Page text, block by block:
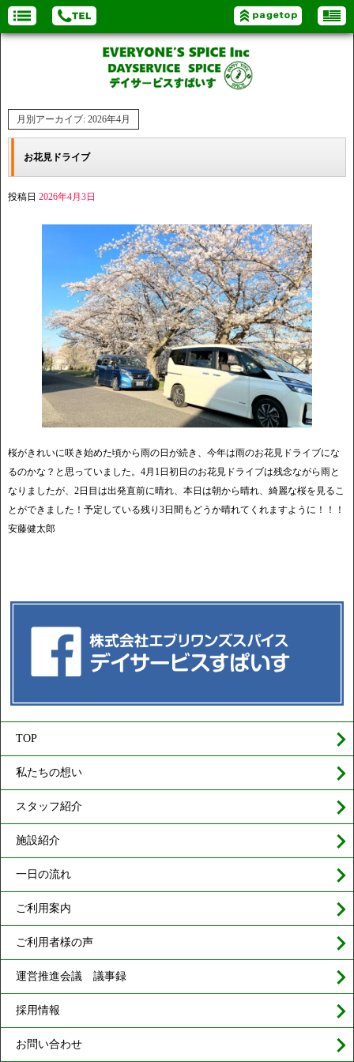
月別アーカイブ: 2026年4月
お花見ドライブ
投稿日 2026年4月3日
桜がきれいに咲き始めた頃から雨の日が続き、今年は雨のお花見ドライブにな
るのかな？と思っていました。4月1日初日のお花見ドライブは残念ながら雨と
なりましたが、2日目は出発直前に晴れ、本日は朝から晴れ、綺麗な桜を見るこ
とができました！予定している残り3日間もどうか晴れてくれますように！！！
安藤健太郎
TOP
私たちの想い
スタッフ紹介
施設紹介
一日の流れ
ご利用案内
ご利用者様の声
運営推進会議 議事録
採用情報
お問い合わせ